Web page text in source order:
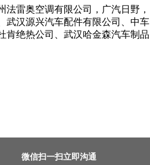
雷奥空调有限公司，广汽日野，
武汉源兴汽车配件有限公司、中车
肯绝热公司、武汉哈金森汽车制品
微信扫一扫立即沟通